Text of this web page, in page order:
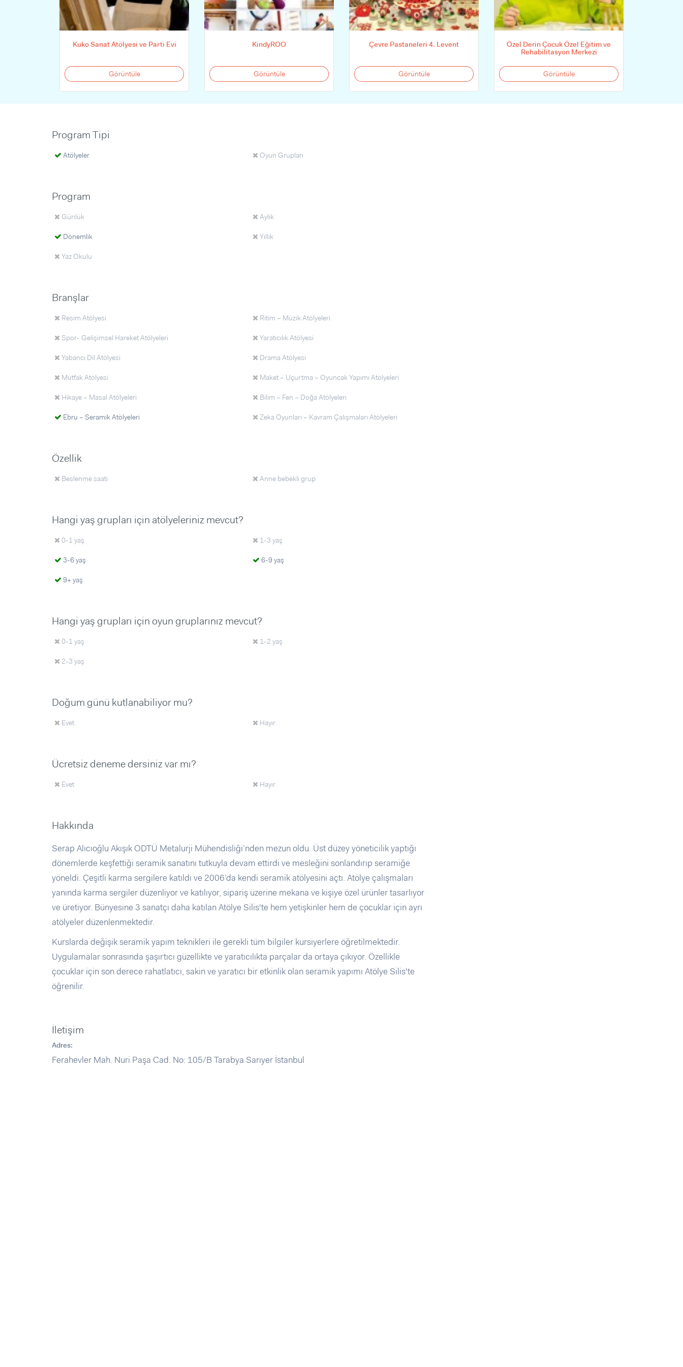
Kuko Sanat Atölyesi ve Parti Evi
Görüntüle
KindyROO
Görüntüle
Çevre Pastaneleri 4. Levent
Görüntüle
Özel Derin Çocuk Özel Eğitim ve
Rehabilitasyon Merkezi
Görüntüle
Program Tipi
Atölyeler Oyun Grupları
Program
Günlük Aylık
Dönemlik Yıllık
Yaz Okulu
Branşlar
Resim Atölyesi Ritim – Müzik Atölyeleri
Spor- Gelişimsel Hareket Atölyeleri Yaratıcılık Atölyesi
Yabancı Dil Atölyesi Drama Atölyesi
Mutfak Atölyesi Maket – Uçurtma – Oyuncak Yapımı Atölyeleri
Hikaye – Masal Atölyeleri Bilim – Fen – Doğa Atölyeleri
Ebru – Seramik Atölyeleri Zeka Oyunları – Kavram Çalışmaları Atölyeleri
Özellik
Beslenme saati Anne bebekli grup
Hangi yaş grupları için atölyeleriniz mevcut?
0-1 yaş 1-3 yaş
3-6 yaş 6-9 yaş
9+ yaş
Hangi yaş grupları için oyun gruplarınız mevcut?
0-1 yaş 1-2 yaş
2-3 yaş
Doğum günü kutlanabiliyor mu?
Evet Hayır
Ücretsiz deneme dersiniz var mı?
Evet Hayır
Hakkında
Serap Alıcıoğlu Akışık ODTÜ Metalurji Mühendisliği’nden mezun oldu. Üst düzey yöneticilik yaptığı
dönemlerde keşfettiği seramik sanatını tutkuyla devam ettirdi ve mesleğini sonlandırıp seramiğe
yöneldi. Çeşitli karma sergilere katıldı ve 2006’da kendi seramik atölyesini açtı. Atölye çalışmaları
yanında karma sergiler düzenliyor ve katılıyor, sipariş üzerine mekana ve kişiye özel ürünler tasarlıyor
ve üretiyor. Bünyesine 3 sanatçı daha katılan Atölye Silis'te hem yetişkinler hem de çocuklar için ayrı
atölyeler düzenlenmektedir.
Kurslarda değişik seramik yapım teknikleri ile gerekli tüm bilgiler kursiyerlere öğretilmektedir.
Uygulamalar sonrasında şaşırtıcı güzellikte ve yaratıcılıkta parçalar da ortaya çıkıyor. Özellikle
çocuklar için son derece rahatlatıcı, sakin ve yaratıcı bir etkinlik olan seramik yapımı Atölye Silis'te
öğrenilir.
İletişim
Adres:
Ferahevler Mah. Nuri Paşa Cad. No: 105/B Tarabya Sarıyer İstanbul